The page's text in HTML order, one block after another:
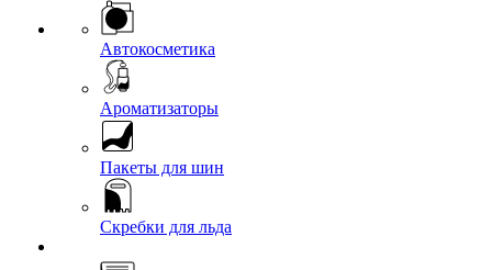
Автокосметика
Ароматизаторы
Пакеты для шин
Скребки для льда